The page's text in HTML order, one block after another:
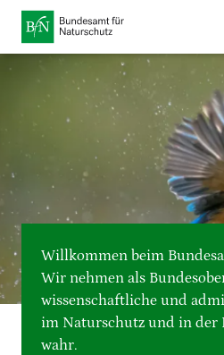
Öffnet
externe
Link
zur
Startseite
Direkt zur
Direkt zur Hauptinhalte
Direkt zur Fusszeile
Bundesamt für
Metanavigation
Startseite
Veranstaltungen
Karten und Daten
Leichte Sprache
Gebärdensprache
Willkommen beim
Wir nehmen als
wissenschaftliche und
im Naturschutz und in der
wahr.